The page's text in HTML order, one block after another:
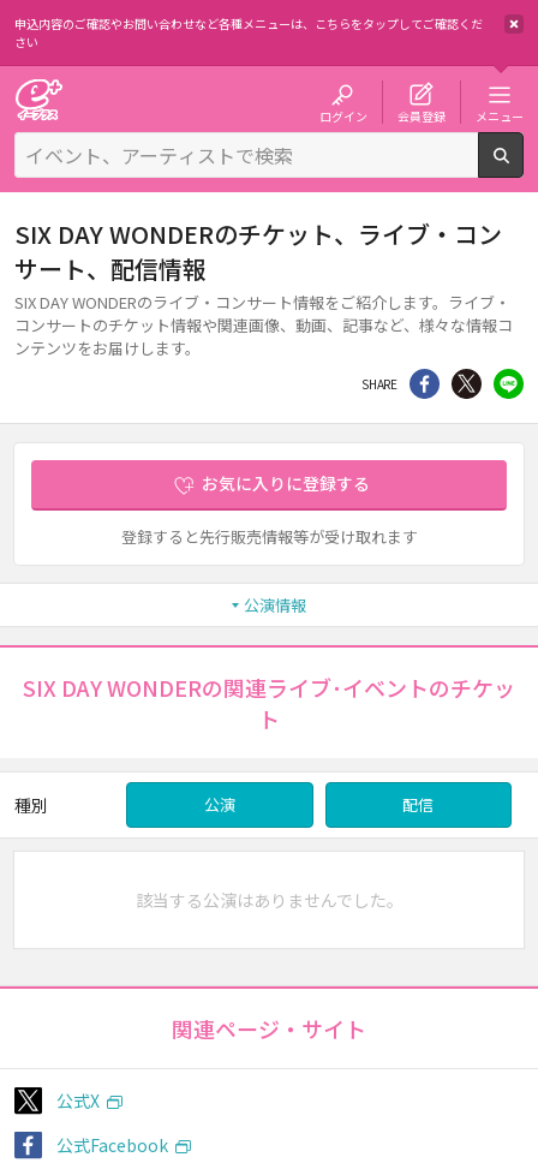
申込内容のご確認やお問い合わせなど各種メニューは、 こちらをタップしてご確認くだ
さい
ログイン 会員登録 メニュー
SIX DAY WONDERのチケット、ライブ・コン
サート、配信情報
SIX DAY WONDERのライブ・コンサート情報をご紹介します。ライブ・
コンサートのチケット情報や関連画像、動画、記事など、様々な情報コ
ンテンツをお届けします。
SHARE シェア Twitter
お気に入りに登録する
登録すると先行販売情報等が受け取れます
公演情報
SIX DAY WONDERの関連ライブ･イベントのチケッ
ト
種別 公演 配信
該当する公演はありませんでした。
関連ページ・サイト
公式X
公式Facebook